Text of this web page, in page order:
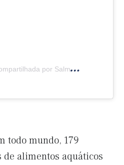
por Salmon Eye (@salmoneye)
todo mundo, 179
alimentos aquáticos